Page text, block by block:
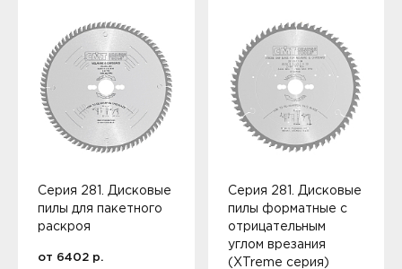
Серия 281. Дисковые
пилы для пакетного
раскроя
от 6402 р.
Серия 281. Дисковые
пилы форматные с
отрицательным
углом врезания
(XTreme серия)